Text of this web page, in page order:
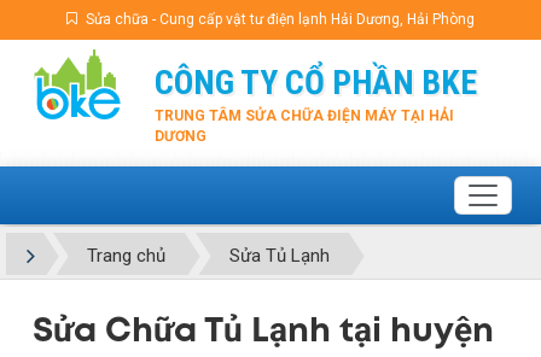
Sửa chữa - Cung cấp vật tư điện lạnh Hải Dương, Hải Phòng
CÔNG TY CỔ PHẦN BKE
TRUNG TÂM SỬA CHỮA ĐIỆN MÁY TẠI HẢI
DƯƠNG
Trang chủ Sửa Tủ Lạnh
Sửa Chữa Tủ Lạnh tại huyện